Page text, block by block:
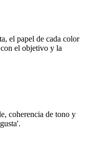
el papel de cada color
el objetivo y la
coherencia de tono y